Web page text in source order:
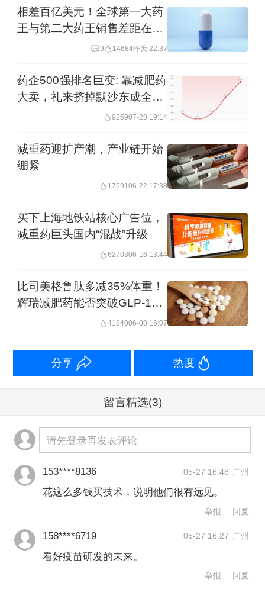
对于收购Curevo，礼来给出的理由是：
目前市场上的主流带状疱疹疫苗虽有疗
低，部分人群对第二针接种存在犹豫，
使得很大一部分患者无法获得充分防
剂，可以克服这个挑战。
今年以来，礼来每个月都在“买买买”，宣
布的并购交易已达到8起，合计拟斥资
245.3亿美元。除了前述三家疫苗外，礼
来今年揽入怀中的企业有NLRP3抑制剂
企业Ventyx、睡眠药物开发企业
Centessa、体内CAR-T疗法企业
Kelonia、JAK2抑制剂Ajax等，收购的版
经科学等不同领域。
从管线开发阶段来看，礼来今年收购的
产品主要处于临床早期或临床前阶段，
其实距离商业化落地和产生实质性商业
收益还有较长周期。
而礼来大手笔收购的底气，源于GLP-1
药物替尔泊肽创造的巨额现金流。
凭借降糖以及减肥适应证这两大适应
证，替尔泊肽2025全年销售额达到
相差百亿美元！全球第一大药
王与第二大药王销售差距在拉
9 14684昨天 22:37
药企500强排名巨变: 靠减肥药
大卖，礼来挤掉默沙东成全球
925907-28 19:14
减重药迎扩产潮，产业链开始
绷紧
1769106-22 17:38
买下上海地铁站核心广告位，
减重药巨头国内“混战”升级
6270306-16 13:44
比司美格鲁肽多减35%体重！
辉瑞减肥药能否突破GLP-1药
4184006-08 16:07
分享 热度
留言精选(3)
请先登录再发表评论
153****8136 05-27 16:48 广州
花这么多钱买技术，说明他们很有远见。
举报 回复
158****6719 05-27 16:27 广州
看好疫苗研发的未来。
举报 回复